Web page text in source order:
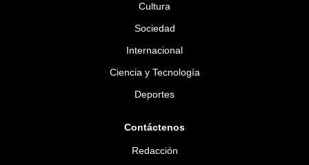
Cultura
Sociedad
Internacional
Ciencia y Tecnología
Deportes
Contáctenos
Redacción